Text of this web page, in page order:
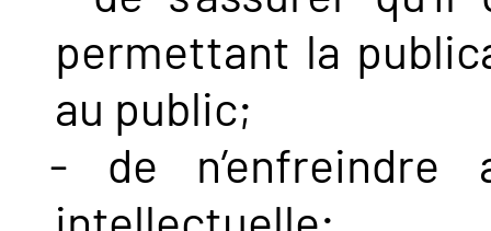
permettant la
au public;
de